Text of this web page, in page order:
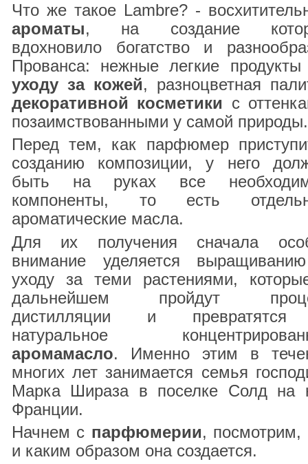
Что же такое Lambre? -
ароматы, на создание
вдохновило богатство и
Прованса: нежные легкие
уходу за кожей, разноцветная
декоративной косметики с
позаимствованными у самой природы.
Перед тем, как парфюмер
созданию композиции, у него
быть на руках все
компоненты, то есть
ароматические масла.
Для их получения сначала
внимание уделяется
уходу за теми растениями,
дальнейшем пройдут
дистилляции и
натуральное
аромамасло. Именно этим в
многих лет занимается семья
Марка Шираза в поселке Солд на
Франции.
Начнем с парфюмерии, посмотрим,
и каким образом она создается.